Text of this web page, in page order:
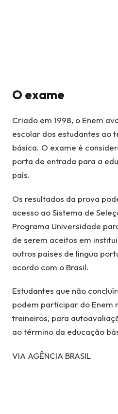
O exame
Criado em 1998, o Enem
escolar dos estudantes ao
básica. O exame é
porta de entrada para a
país.
Os resultados da prova
acesso ao Sistema de
Programa Universidade
de serem aceitos em
outros países de língua
acordo com o Brasil.
Estudantes que não
podem participar do Enem
treineiros, para
ao término da educação
VIA AGÊNCIA BRASIL